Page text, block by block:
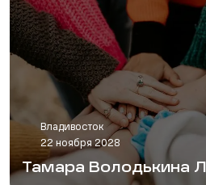
Владивосток
22 ноября 2028
Тамара Володькина